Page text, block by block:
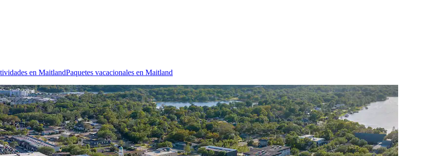
en MaitlandPaquetes vacacionales en Maitland